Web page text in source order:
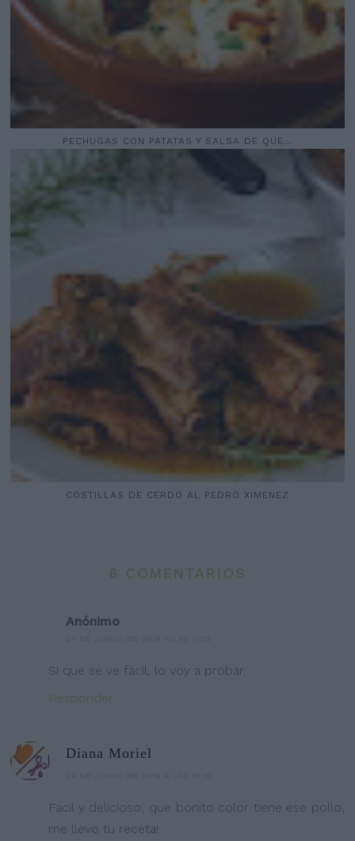
PECHUGAS CON PATATAS Y SALSA DE QUE...
COSTILLAS DE CERDO AL PEDRO XIMENEZ
6 COMENTARIOS
Anónimo
Si que se ve fácil, lo voy a probar.
Responder
Diana Moriel
Facil y delicioso, que bonito color tiene ese pollo,
me llevo tu receta!